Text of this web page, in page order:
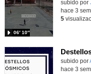
Contenido
subido por
06′ 10″
hace 3
5
Contenido
subido por
hace 3